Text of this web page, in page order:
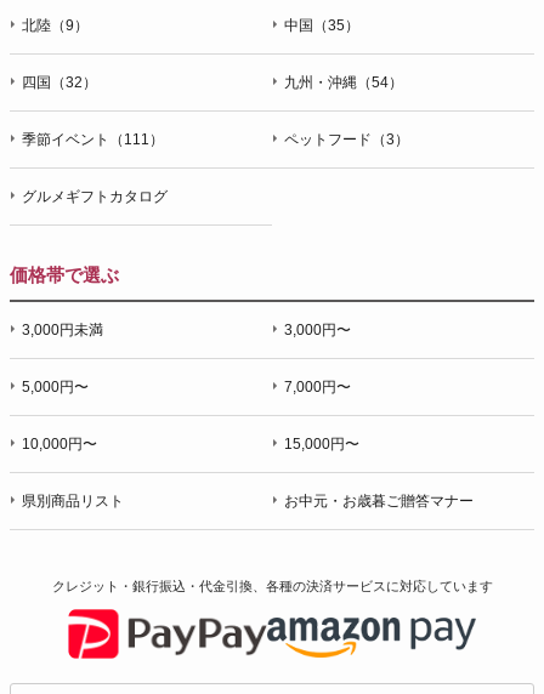
北陸（9） 中国（35）
四国（32） 九州・沖縄（54）
季節イベント（111） ペットフード（3）
グルメギフトカタログ
価格帯で選ぶ
3,000円未満 3,000円〜
5,000円〜 7,000円〜
10,000円〜 15,000円〜
県別商品リスト お中元・お歳暮ご贈答マナー
クレジット・銀行振込・代金引換、各種の決済サービスに対応しています